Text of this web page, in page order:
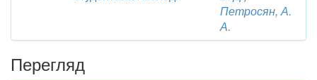
Петросян, А.
А.
Перегляд